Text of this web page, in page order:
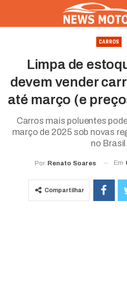
CARROS
Limpa de
devem vender
até março (e
Carros mais poluentes
março de 2025 sob novas
no Brasil.
Por Renato Soares Em
Compartilhar